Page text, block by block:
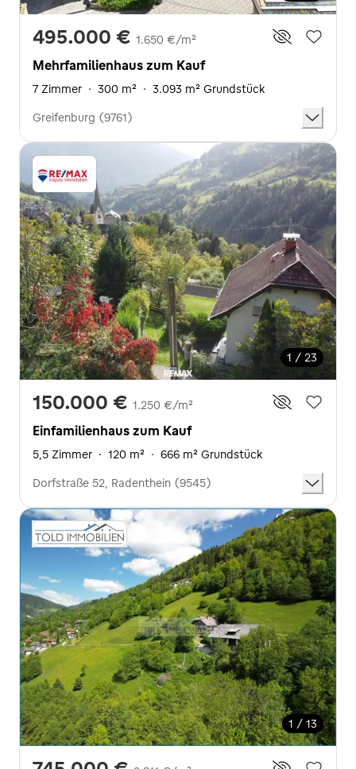
495.000 € 1.650 €/m²
Mehrfamilienhaus zum Kauf
7 Zimmer · 300 m² · 3.093 m² Grundstück
Greifenburg (9761)
1 / 23
150.000 € 1.250 €/m²
Einfamilienhaus zum Kauf
5,5 Zimmer · 120 m² · 666 m² Grundstück
Dorfstraße 52, Radenthein (9545)
1 / 13